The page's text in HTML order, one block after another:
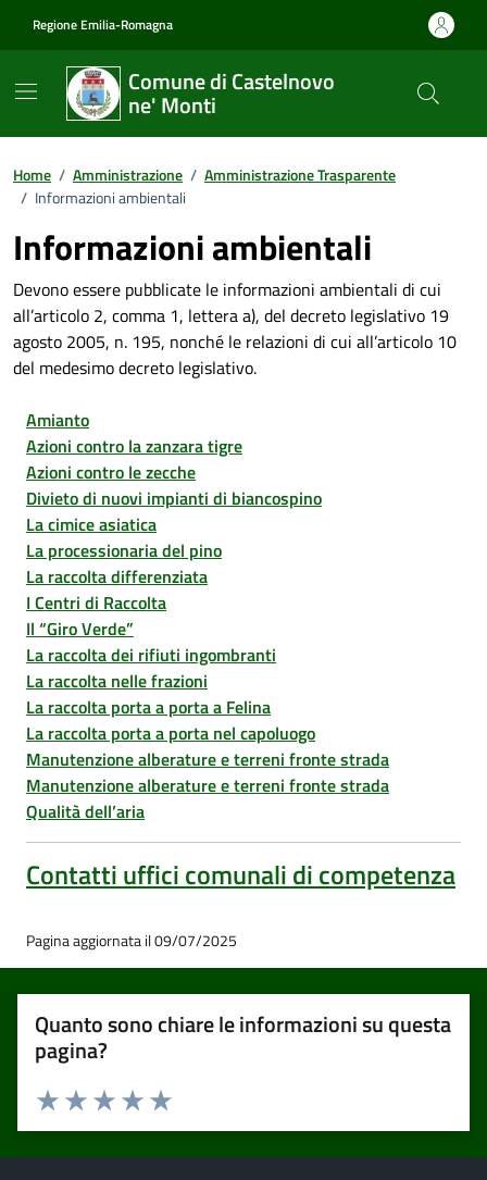
Regione Emilia-Romagna
Comune di Castelnovo
ne' Monti
Home / Amministrazione / Amministrazione Trasparente
/ Informazioni ambientali
Informazioni ambientali
Devono essere pubblicate le informazioni ambientali di cui
all’articolo 2, comma 1, lettera a), del decreto legislativo 19
agosto 2005, n. 195, nonché le relazioni di cui all’articolo 10
del medesimo decreto legislativo.
Amianto
Azioni contro la zanzara tigre
Azioni contro le zecche
Divieto di nuovi impianti di biancospino
La cimice asiatica
La processionaria del pino
La raccolta differenziata
I Centri di Raccolta
Il “Giro Verde”
La raccolta dei rifiuti ingombranti
La raccolta nelle frazioni
La raccolta porta a porta a Felina
La raccolta porta a porta nel capoluogo
Manutenzione alberature e terreni fronte strada
Manutenzione alberature e terreni fronte strada
Qualità dell’aria
Contatti uffici comunali di competenza
Pagina aggiornata il 09/07/2025
Quanto sono chiare le informazioni su questa
pagina?
Valuta 5 stelle su 5
Valuta 4 stelle su 5
Valuta 3 stelle su 5
Valuta 2 stelle su 5
Valuta 1 stelle su 5